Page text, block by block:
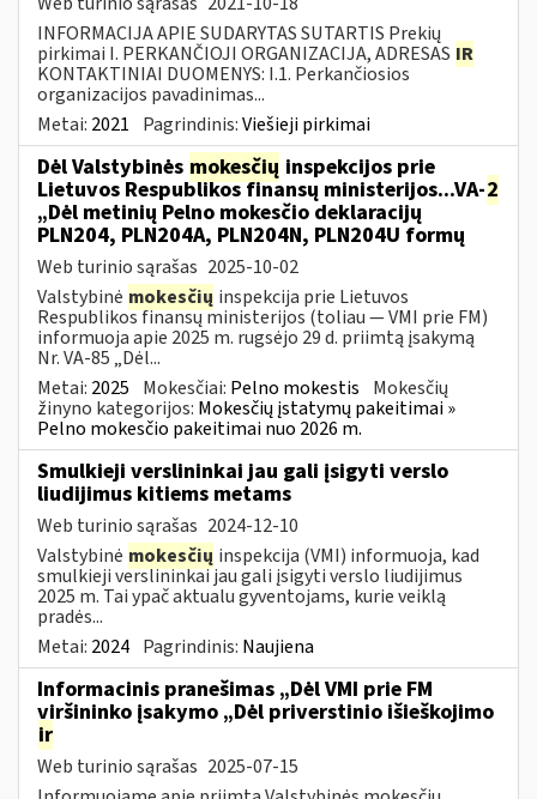
INFORMACIJA APIE SUDARYTAS SUTARTIS Prekių
pirkimai I. PERKANČIOJI ORGANIZACIJA, ADRESAS IR
KONTAKTINIAI DUOMENYS: I.1. Perkančiosios
organizacijos pavadinimas...
Metai: 2021 Pagrindinis:Viešieji pirkimai
Dėl Valstybinės mokesčių inspekcijos prie
Lietuvos Respublikos finansų ministerijos...VA-2
„Dėl metinių Pelno mokesčio deklaracijų
PLN204, PLN204A, PLN204N, PLN204U formų
Web turinio sąrašas 2025-10-02
Valstybinė mokesčių inspekcija prie Lietuvos
Respublikos finansų ministerijos (toliau — VMI prie FM)
informuoja apie 2025 m. rugsėjo 29 d. priimtą įsakymą
Nr. VA-85 „Dėl...
Metai: 2025 Mokesčiai: Pelno mokestis Mokesčių
žinyno kategorijos: Mokesčių įstatymų pakeitimai »
Pelno mokesčio pakeitimai nuo 2026 m.
Smulkieji verslininkai jau gali įsigyti verslo
liudijimus kitiems metams
Web turinio sąrašas 2024-12-10
Valstybinė mokesčių inspekcija (VMI) informuoja, kad
smulkieji verslininkai jau gali įsigyti verslo liudijimus
2025 m. Tai ypač aktualu gyventojams, kurie veiklą
pradės...
Metai: 2024 Pagrindinis: Naujiena
Informacinis pranešimas „Dėl VMI prie FM
viršininko įsakymo „Dėl priverstinio išieškojimo
ir
Web turinio sąrašas 2025-07-15